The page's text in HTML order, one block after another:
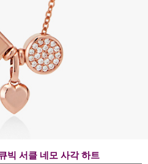
빅 서클 네모 사각 하트